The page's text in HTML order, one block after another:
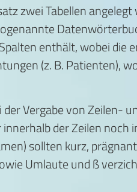
zwei Tabellen angelegt
enthält, wobei die
(z. B. Patienten),
Vergabe von Zeilen-
der Zeilen noch
sollten kurz,
Umlaute und ß